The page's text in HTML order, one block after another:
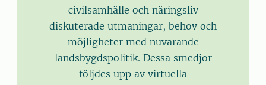
civilsamhälle och näringsliv
diskuterade utmaningar, behov och
möjligheter med nuvarande
landsbygdspolitik. Dessa smedjor
följdes upp av virtuella